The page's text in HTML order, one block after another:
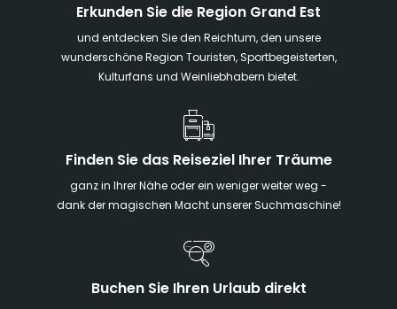
Erkunden Sie die Region Grand Est
und entdecken Sie den Reichtum, den unsere
wunderschöne Region Touristen, Sportbegeisterten,
Kulturfans und Weinliebhabern bietet.
Finden Sie das Reiseziel Ihrer Träume
ganz in Ihrer Nähe oder ein weniger weiter weg -
dank der magischen Macht unserer Suchmaschine!
Buchen Sie Ihren Urlaub direkt